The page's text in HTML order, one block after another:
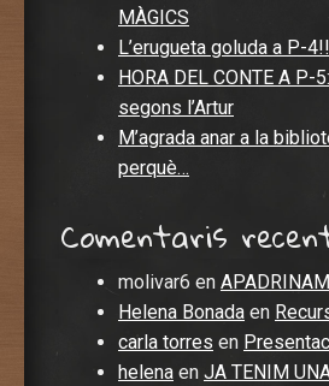
MÀGICS
L’erugueta goluda a P-
HORA DEL CONTE A P-
segons l’Artur
M’agrada anar a la
perquè…
Comentaris
molivar6 en
Helena Bonada en
carla torres en
helena en JA TENIM